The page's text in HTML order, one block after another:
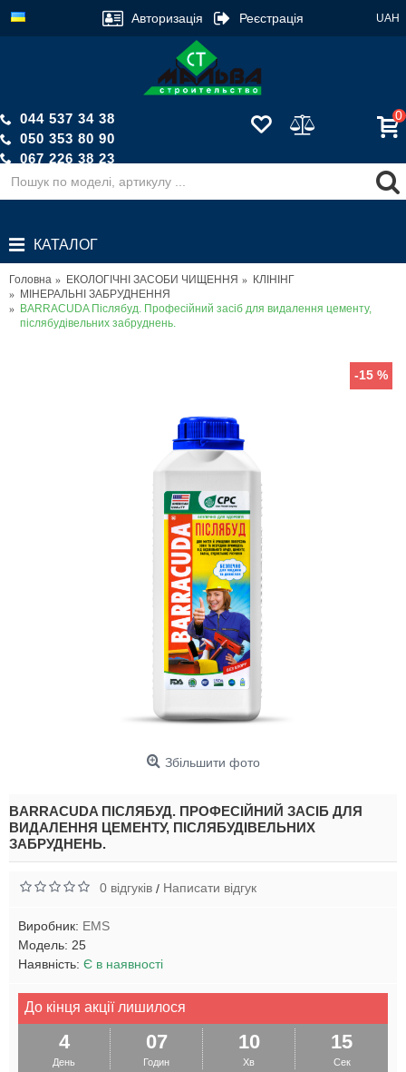
UAH
Авторизація Реєстрація
044 537 34 38
050 353 80 90
067 226 38 23
Зворотній дзвінок
0
КАТАЛОГ
Головна ЕКОЛОГІЧНІ ЗАСОБИ ЧИЩЕННЯ
КЛІНІНГ
МІНЕРАЛЬНІ ЗАБРУДНЕННЯ
BARRACUDA Післябуд. Професійний засіб для видалення цементу,
післябудівельних забруднень.
-15 %
Збільшити фото
BARRACUDA ПІСЛЯБУД. ПРОФЕСІЙНИЙ ЗАСІБ ДЛЯ
ВИДАЛЕННЯ ЦЕМЕНТУ, ПІСЛЯБУДІВЕЛЬНИХ
ЗАБРУДНЕНЬ.
0 відгуків / Написати відгук
Виробник: EMS
Модель: 25
Наявність: Є в наявності
До кінця акції лишилося
4
День
07
Годин
10
Хв
15
Сек